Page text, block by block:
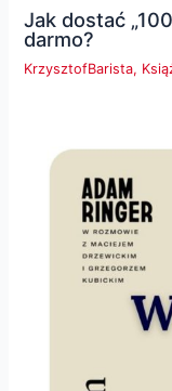
Jak dostać
darmo?
KrzysztofBarista,